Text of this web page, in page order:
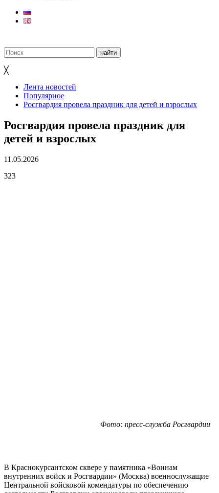
╳
Лента новостей
Популярное
Росгвардия провела праздник для детей и взрослых
Росгвардия провела праздник для
детей и взрослых
11.05.2026
323
Фото: пресс-служба Росгвардии
В Краснокурсантском сквере у памятника «Воинам
внутренних войск и Росгвардии» (Москва) военнослужащие
Центральной войсковой комендатуры по обеспечению